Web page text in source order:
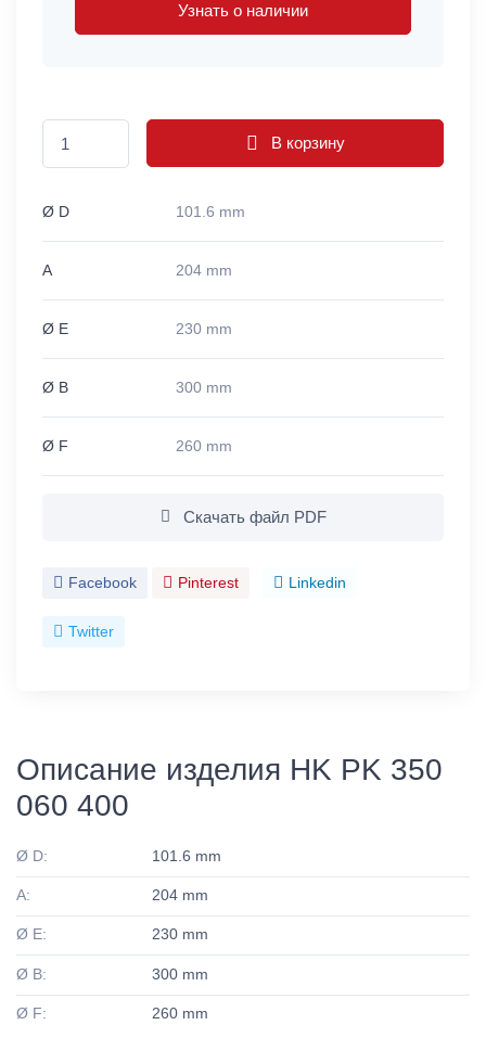
Узнать о наличии
В корзину
Ø D 101.6 mm
A 204 mm
Ø E 230 mm
Ø B 300 mm
Ø F 260 mm
Скачать файл PDF
Facebook Pinterest Linkedin
Twitter
Описание изделия HK PK 350
060 400
Ø D: 101.6 mm
A: 204 mm
Ø E: 230 mm
Ø B: 300 mm
Ø F: 260 mm